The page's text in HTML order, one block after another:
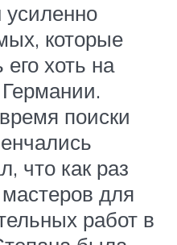
усиленно
которые
хоть на
поиски
что как раз
для
работ в